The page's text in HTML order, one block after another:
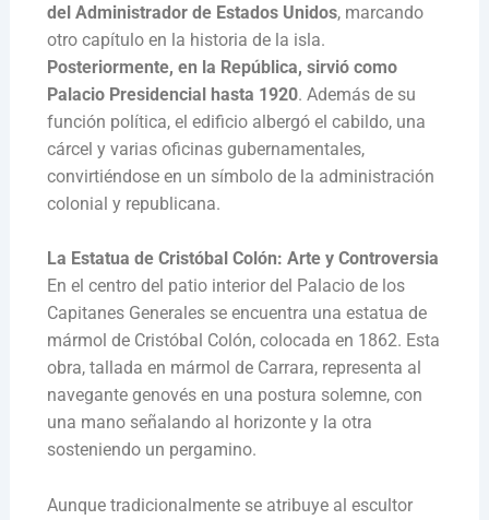
del Administrador de Estados Unidos, marcando
otro capítulo en la historia de la isla.
Posteriormente, en la República, sirvió como
Palacio Presidencial hasta 1920. Además de su
función política, el edificio albergó el cabildo, una
cárcel y varias oficinas gubernamentales,
convirtiéndose en un símbolo de la administración
colonial y republicana.
La Estatua de Cristóbal Colón: Arte y Controversia
En el centro del patio interior del Palacio de los
Capitanes Generales se encuentra una estatua de
mármol de Cristóbal Colón, colocada en 1862. Esta
obra, tallada en mármol de Carrara, representa al
navegante genovés en una postura solemne, con
una mano señalando al horizonte y la otra
sosteniendo un pergamino.
Aunque tradicionalmente se atribuye al escultor